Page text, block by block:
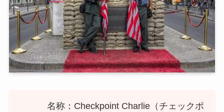
名称：Checkpoint Charlie（チェックポ